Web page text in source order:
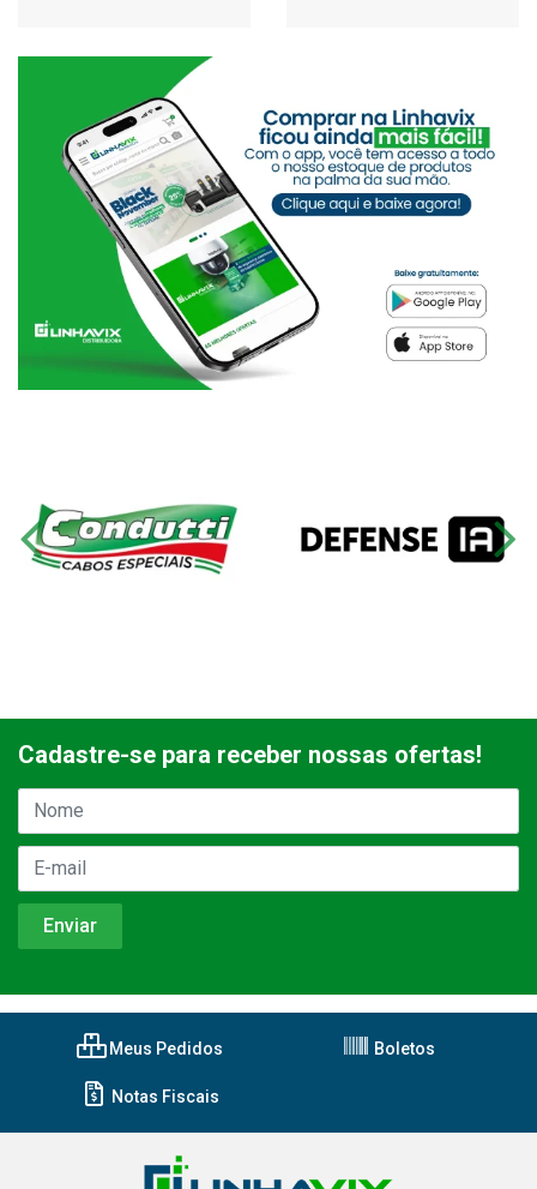
Cadastre-se para receber nossas ofertas!
Meus Pedidos Boletos
Notas Fiscais